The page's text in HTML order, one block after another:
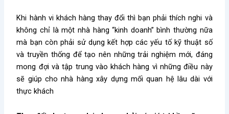
Khi hành vi khách hàng thay đổi thì bạn phải thích nghi và
không chỉ là một nhà hàng “kinh doanh” bình thường nữa
mà bạn còn phải sử dụng kết hợp các yếu tố kỹ thuật số
và truyền thống để tạo nên những trải nghiệm mới, đáng
mong đợi và tập trung vào khách hàng vì những điều này
sẽ giúp cho nhà hàng xây dựng mối quan hệ lâu dài với
thực khách